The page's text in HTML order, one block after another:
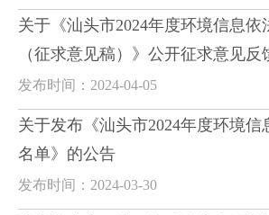
关于《汕头市2024年度环境信息依
（征求意见稿）》公开征求意见
发布时间：2024-04-05
关于发布《汕头市2024年度环境信
名单》的公告
发布时间：2024-03-30